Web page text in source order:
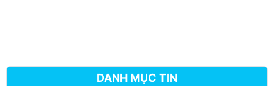
DANH MỤC TIN